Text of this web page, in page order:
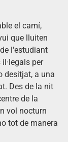
el camí,
que lluiten
l'estudiant
per
desitjat, a una
Des de la nit
de la
vol nocturn
tot de manera